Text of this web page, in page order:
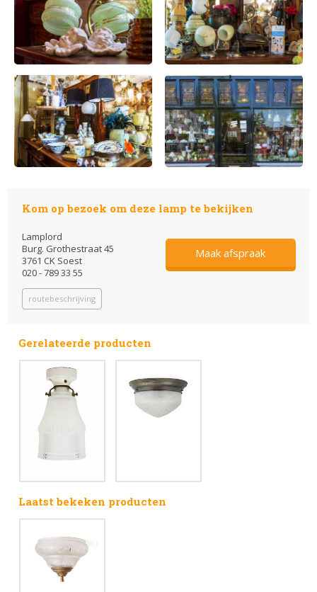
Kom op bezoek om deze lamp te bekijken
Lamplord
Burg. Grothestraat 45
3761 CK Soest
020 - 789 33 55
routebeschrijving
Maak afspraak
Gerelateerde producten
Laatst bekeken producten